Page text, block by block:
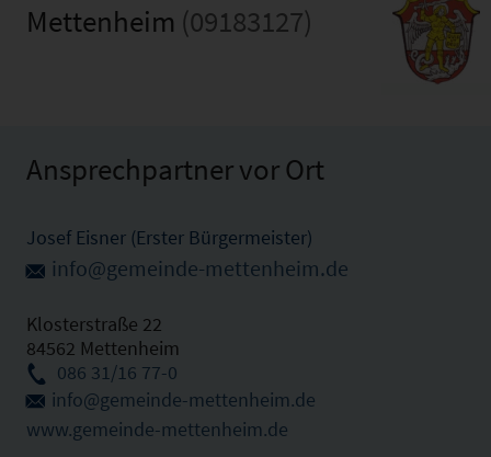
Mettenheim (09183127)
Ansprechpartner vor Ort
Josef Eisner (Erster Bürgermeister)
info@gemeinde-mettenheim.de
Klosterstraße 22
84562 Mettenheim
086 31/16 77-0
info@gemeinde-mettenheim.de
www.gemeinde-mettenheim.de